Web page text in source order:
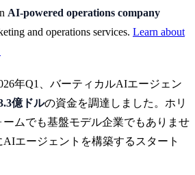
AI-powered operations company
and operations services. Learn about
年Q1、バーティカルAIエージェン
億ドルの資金を調達しました。ホリ
ムでも基盤モデル企業でもありませ
エージェントを構築するスタート